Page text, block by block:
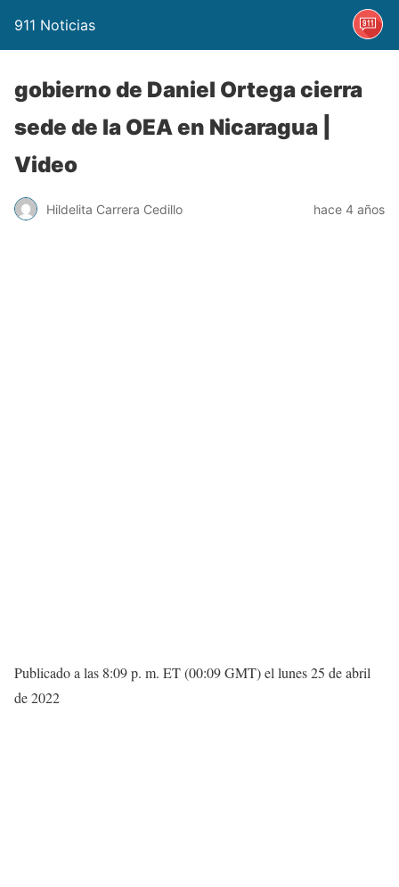
911 Noticias
gobierno de Daniel Ortega cierra
sede de la OEA en Nicaragua |
Video
Hildelita Carrera Cedillo hace 4 años
Publicado a las 8:09 p. m. ET (00:09 GMT) el lunes 25 de abril
de 2022